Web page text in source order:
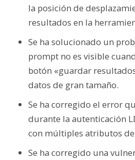
la posición de
resultados en la
Se ha solucionado un
prompt no es visible
botón «guardar
datos de gran tamaño.
Se ha corregido el error
durante la autenticación
con múltiples atributos
Se ha corregido una